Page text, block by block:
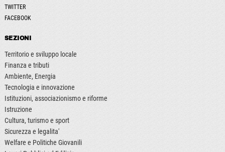
TWITTER
FACEBOOK
SEZIONI
Territorio e sviluppo locale
Finanza e tributi
Ambiente, Energia
Tecnologia e innovazione
Istituzioni, associazionismo e riforme
Istruzione
Cultura, turismo e sport
Sicurezza e legalita'
Welfare e Politiche Giovanili